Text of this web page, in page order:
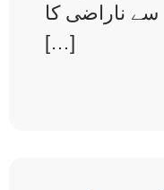
ناراضی کا
[…]